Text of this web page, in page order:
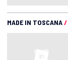
MADE IN TOSCANA/